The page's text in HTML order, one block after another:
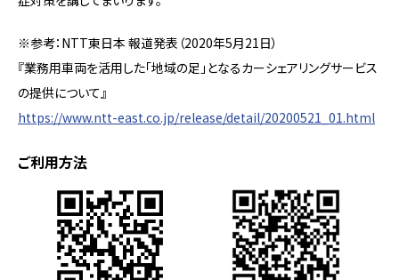
※参考：NTT東日本 報道発表（2020年5月21日）
『業務用車両を活用した「地域の足」となるカーシェアリングサービス
の提供について』
https://www.ntt-east.co.jp/release/detail/20200521_01.html
ご利用方法